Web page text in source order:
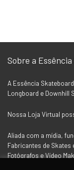
Sobre a
A Essência
Longboard e Downhill
Nossa Loja Virtual
Aliada com a mídia,
Fabricantes de
Fotógrafos e Vídeo